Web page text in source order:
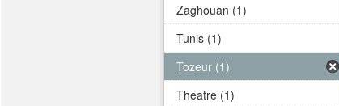
Zaghouan (1)
Tunis (1)
Tozeur (1)
Theatre (1)